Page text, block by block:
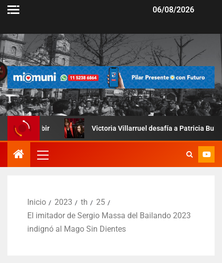
06/08/2026
Victoria Villarruel desafía a Patricia Bullrich: así fue la
Inicio 2023 th
25
El imitador de Sergio Massa del Bailando 2023
indignó al Mago Sin Dientes